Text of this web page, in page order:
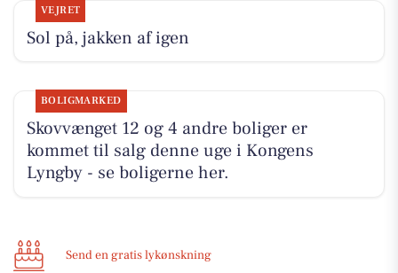
VEJRET
Sol på, jakken af igen
BOLIGMARKED
Skovvænget 12 og 4 andre boliger er
kommet til salg denne uge i Kongens
Lyngby - se boligerne her.
Send en gratis lykønskning